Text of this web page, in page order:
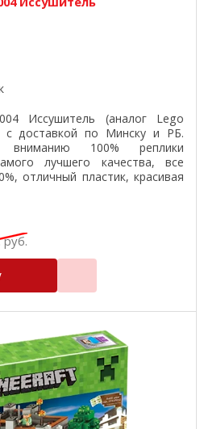
Иссушитель (аналог Lego
с доставкой по Минску и РБ.
вниманию 100% реплики
лучшего качества, все
отличный пластик, красивая